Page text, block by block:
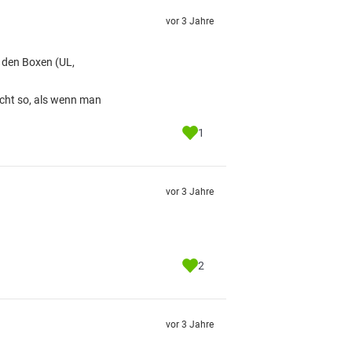
Boxen (UL,
so, als wenn man
vor 3 Jahre
1
vor 3 Jahre
2
vor 3 Jahre